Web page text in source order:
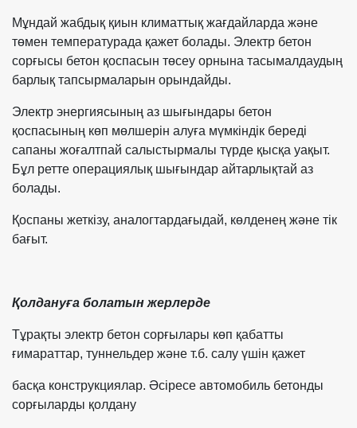
Мұндай жабдық қиын климаттық жағдайларда және
төмен температурада қажет болады. Электр бетон
сорғысы бетон қоспасын төсеу орнына тасымалдаудың
барлық тапсырмаларын орындайды.
Электр энергиясының аз шығындары бетон
қоспасының көп мөлшерін алуға мүмкіндік береді
сапаны жоғалтпай салыстырмалы түрде қысқа уақыт.
Бұл ретте операциялық шығындар айтарлықтай аз
болады.
Қоспаны жеткізу, аналогтардағыдай, көлденең және тік
бағыт.
Қолдануға болатын жерлерде
Тұрақты электр бетон сорғылары көп қабатты
ғимараттар, туннельдер және т.б. салу үшін қажет
басқа конструкциялар. Әсіресе автомобиль бетонды
сорғыларды қолдану